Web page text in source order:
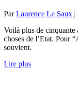
ParLaurence Le Saux |
Voilà plus de cinquante
choses de l’Etat. Pour
souvient.
Lire plus